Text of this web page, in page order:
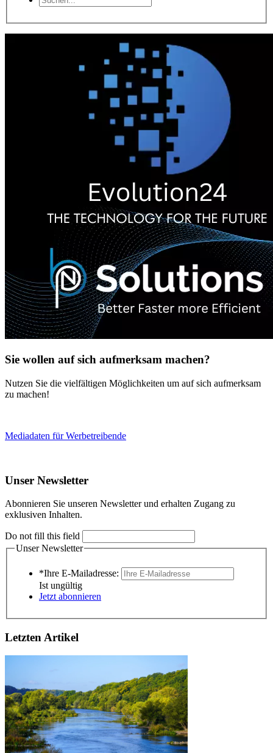
Sie wollen auf sich aufmerksam machen?
Nutzen Sie die vielfältigen Möglichkeiten um auf sich aufmerksam
zu machen!
Mediadaten für Werbetreibende
Unser Newsletter
Abonnieren Sie unseren Newsletter und erhalten Zugang zu
exklusiven Inhalten.
Do not fill this field
Unser Newsletter
*Ihre E-Mailadresse:
Ist ungültig
Jetzt abonnieren
Letzten Artikel